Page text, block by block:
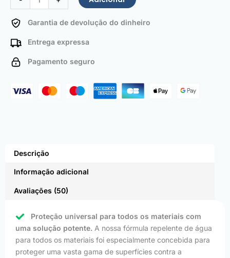
Garantia de devolução do dinheiro
Entrega expressa
Pagamento seguro
Descrição
Informação adicional
Avaliações (50)
Proteção universal para todos os materiais com
uma solução potente. A nossa fórmula repelente de água
para todos os materiais foi especialmente concebida para
proteger uma vasta gama de superfícies contra a